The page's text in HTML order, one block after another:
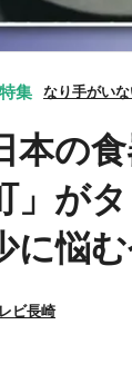
なり手がい
本の
」が
に悩
ビ長崎